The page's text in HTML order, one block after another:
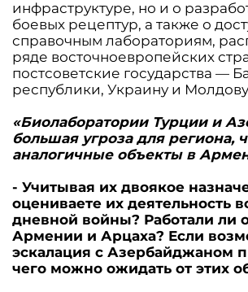
инфраструктуре, но и о
боевых рецептур, а также о
справочным лабораториям,
ряде восточноевропейских
постсоветские государства —
республики, Украину и
«Биолаборатории Турции и
большая угроза для региона,
аналогичные объекты в
- Учитывая их двоякое
оцениваете их деятельность
дневной войны? Работали ли
Армении и Арцаха? Если
эскалация с Азербайджаном
чего можно ожидать от этих